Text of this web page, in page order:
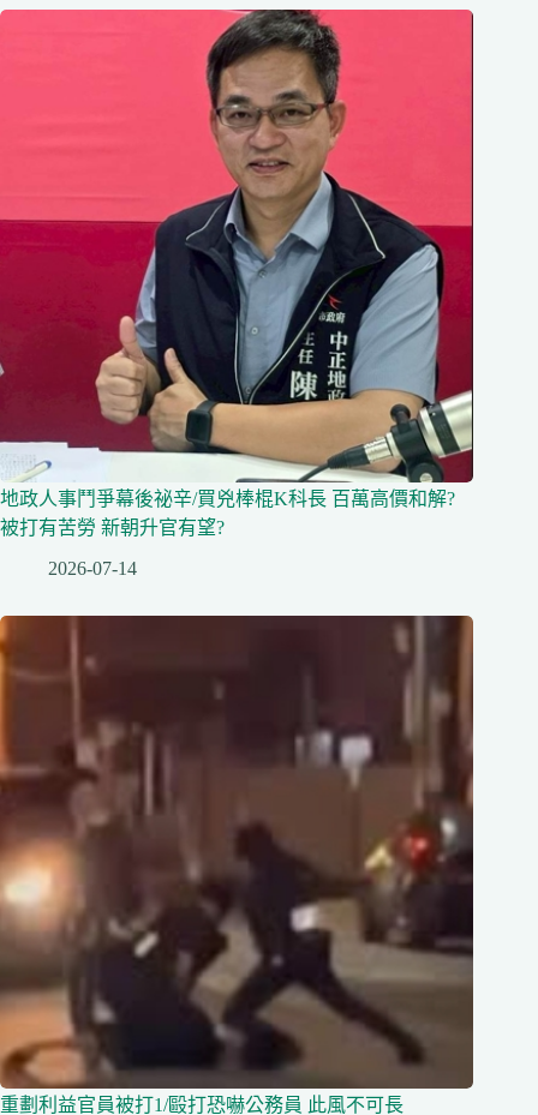
地政人事鬥爭幕後祕辛/買兇棒棍K科長 百萬高價和解?
被打有苦勞 新朝升官有望?
2026-07-14
重劃利益官員被打1/毆打恐嚇公務員 此風不可長